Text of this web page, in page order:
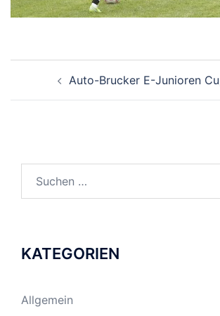
Auto-Brucker E-Junioren
KATEGORIEN
Allgemein